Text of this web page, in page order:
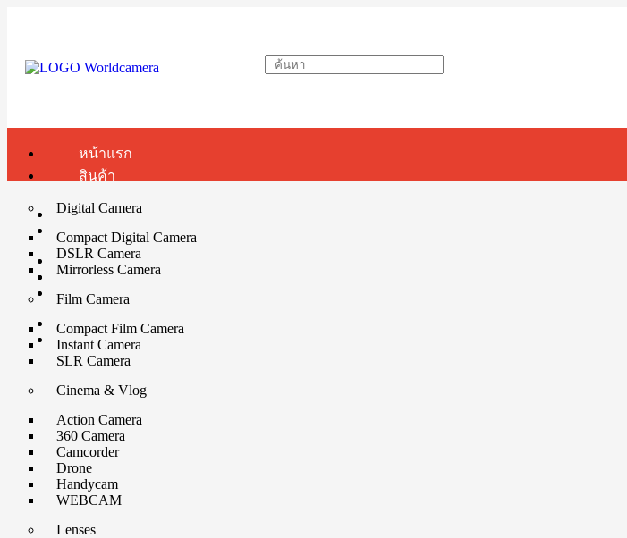
หน้าแรก
สินค้า
Digital Camera
Compact Digital Camera
DSLR Camera
Mirrorless Camera
Film Camera
Compact Film Camera
Instant Camera
SLR Camera
Cinema & Vlog
Action Camera
360 Camera
Camcorder
Drone
Handycam
WEBCAM
Lenses